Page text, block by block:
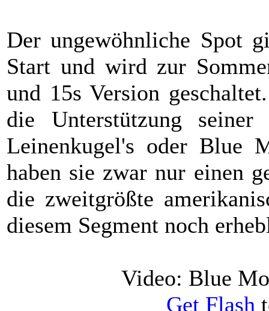
Der ungewöhnliche Spot
Start und wird zur
und 15s Version
die Unterstützung
Leinenkugel's oder Blue
haben sie zwar nur einen
die zweitgrößte
diesem Segment noch
Video: Blue
Get Flash